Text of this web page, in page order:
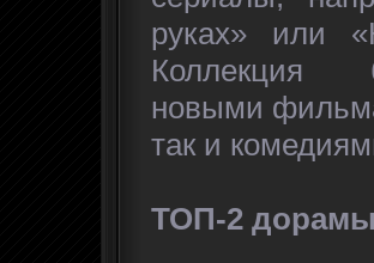
руках» или
Коллекция
новыми
так и
ТОП-2